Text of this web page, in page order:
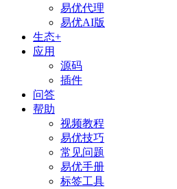
易优代理
易优AI版
生态+
应用
源码
插件
问答
帮助
视频教程
易优技巧
常见问题
易优手册
标签工具